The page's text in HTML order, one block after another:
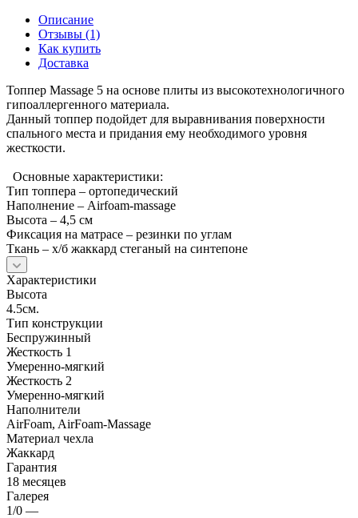
Описание
Отзывы (1)
Как купить
Доставка
Топпер Massage 5 на основе плиты из высокотехнологичного
гипоаллергенного материала.
Данный топпер подойдет для выравнивания поверхности
спального места и придания ему необходимого уровня
жесткости.
Основные характеристики:
Тип топпера – ортопедический
Наполнение – Airfoam-massage
Высота – 4,5 см
Фиксация на матрасе – резинки по углам
Ткань – х/б жаккард стеганый на синтепоне
Характеристики
Высота
4.5см.
Тип конструкции
Беспружинный
Жесткость 1
Умеренно-мягкий
Жесткость 2
Умеренно-мягкий
Наполнители
AirFoam, AirFoam-Massage
Материал чехла
Жаккард
Гарантия
18 месяцев
Галерея
1/0 —